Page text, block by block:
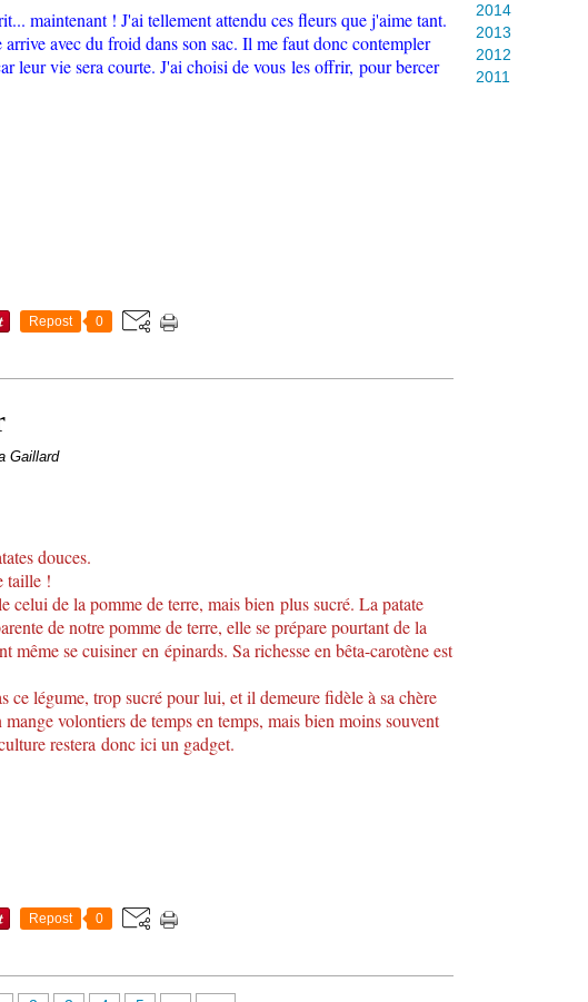
maintenant ! J'ai tellement attendu ces fleurs que j'aime tant.
avec du froid dans son sac. Il me faut donc contempler
leur vie sera courte. J'ai choisi de vous les offrir, pour bercer
Repost 0
Gaillard
douces.
taille !
celui de la pomme de terre, mais bien plus sucré. La patate
de notre pomme de terre, elle se prépare pourtant de la
même se cuisiner en épinards. Sa richesse en bêta-carotène est
ce légume, trop sucré pour lui, et il demeure fidèle à sa chère
volontiers de temps en temps, mais bien moins souvent
restera donc ici un gadget.
Repost 0
2014
2013
2012
2011